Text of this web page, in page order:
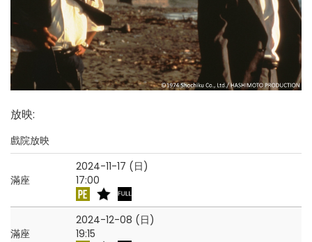
放映:
戲院放映
滿座
2024-11-17 (日)
17:00
滿座
2024-12-08 (日)
19:15